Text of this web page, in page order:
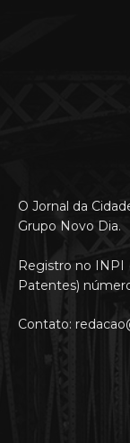
O Jornal da
Grupo Novo Dia.
Registro no INPI
Patentes) número
Contato: